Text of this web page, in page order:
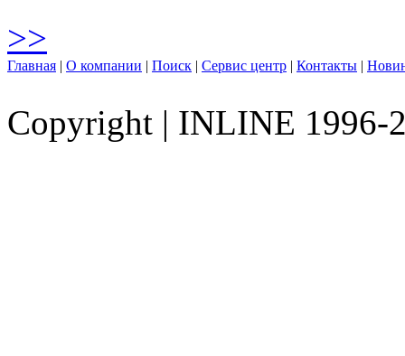
>>
Главная | О компании | Поиск | Сервис центр | Контакты |
Copyright | INLINE 1996-